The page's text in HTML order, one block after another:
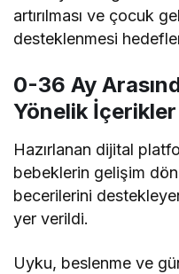
artırılması ve çocuk
desteklenmesi
0-36 Ay
Yönelik
Hazırlanan dijital
bebeklerin gelişim
becerilerini
yer verildi.
Uyku, beslenme ve